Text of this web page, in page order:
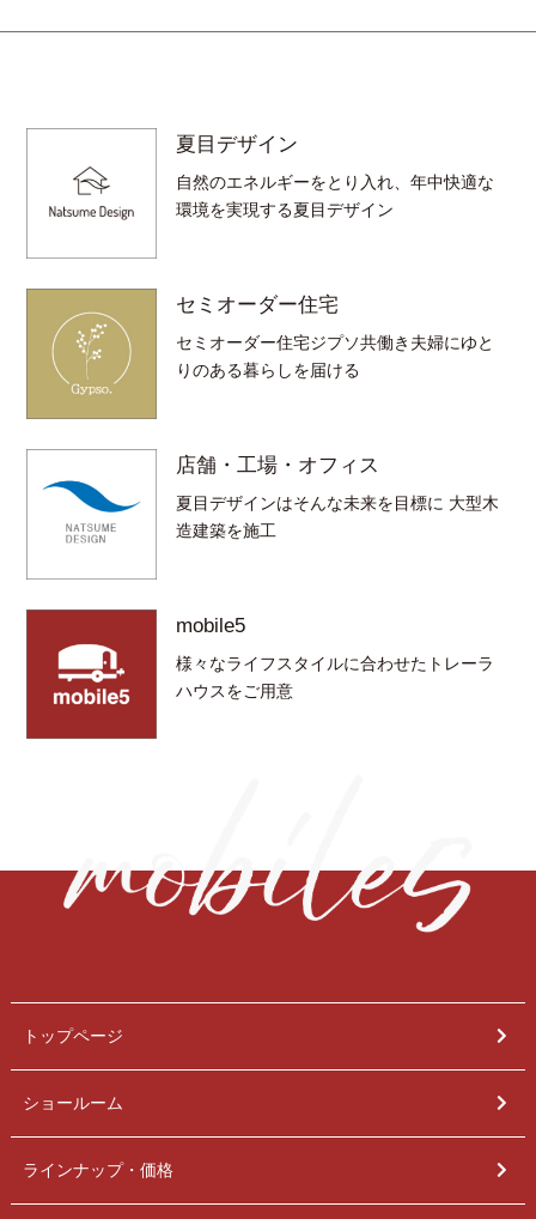
夏目デザイン
自然のエネルギーをとり入れ、年中快適な
環境を実現する夏目デザイン
セミオーダー住宅
セミオーダー住宅ジプソ共働き夫婦にゆと
りのある暮らしを届ける
店舗・工場・オフィス
夏目デザインはそんな未来を目標に 大型木
造建築を施工
mobile5
様々なライフスタイルに合わせたトレーラ
ハウスをご用意
トップページ
ショールーム
ラインナップ・価格